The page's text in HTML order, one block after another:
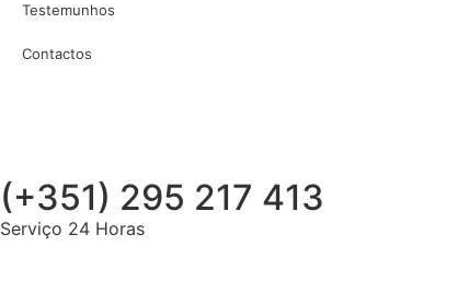
Testemunhos
Contactos
(+351) 295 217 413
Serviço 24 Horas